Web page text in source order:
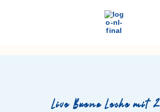
Live Buena Leche mit